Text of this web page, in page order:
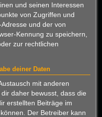
und seinen Interessen
von Zugriffen und
und der von
Kennung zu speichern,
zur rechtlichen
deiner Daten
mit anderen
daher bewusst, dass die
erstellten Beiträge im
Der Betreiber kann